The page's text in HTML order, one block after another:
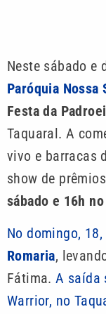
Neste sábado e
Paróquia Nossa
Festa da
Taquaral. A
vivo e barracas
show de
sábado e 16h
No domingo,
Romaria,
Fátima.A saída
Warrior, no